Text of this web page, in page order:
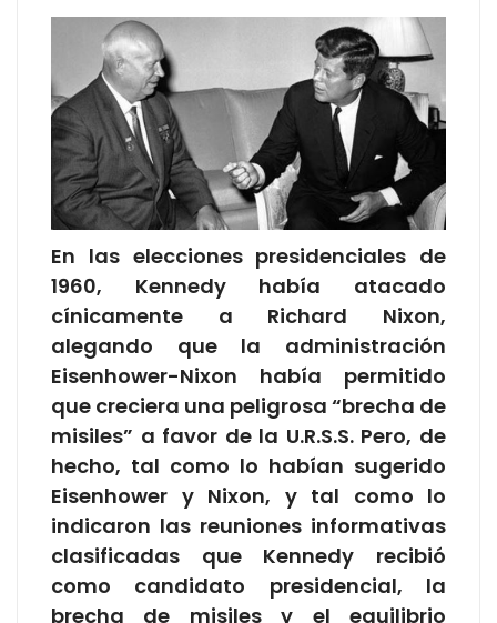
En las elecciones presidenciales de
1960, Kennedy había atacado
cínicamente a Richard Nixon,
alegando que la administración
Eisenhower-Nixon había permitido
que creciera una peligrosa “brecha de
misiles” a favor de la U.R.S.S. Pero, de
hecho, tal como lo habían sugerido
Eisenhower y Nixon, y tal como lo
indicaron las reuniones informativas
clasificadas que Kennedy recibió
como candidato presidencial, la
brecha de misiles y el equilibrio